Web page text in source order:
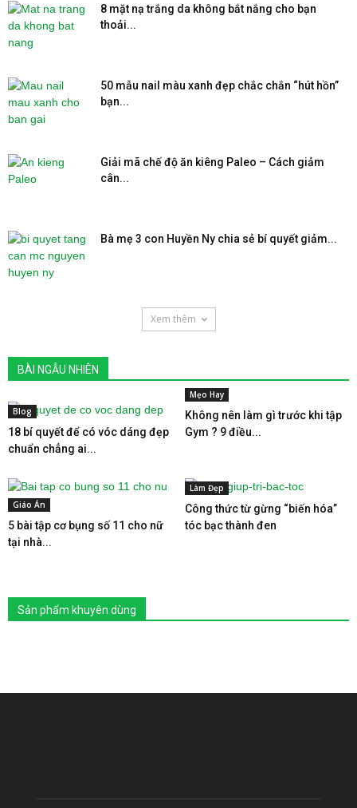
8 mặt nạ trắng da không bắt nắng cho bạn
thoải...
50 mẫu nail màu xanh đẹp chắc chắn “hút hồn”
bạn...
Giải mã chế độ ăn kiêng Paleo – Cách giảm
cân...
Bà mẹ 3 con Huyền Ny chia sẻ bí quyết giảm...
Xem thêm
BÀI NGẪU NHIÊN
Blog
18 bí quyết để có vóc dáng đẹp
chuẩn chẳng ai...
Mẹo Hay
Không nên làm gì trước khi tập
Gym ? 9 điều...
Giáo Án
5 bài tập cơ bụng số 11 cho nữ
tại nhà...
Làm Đẹp
Công thức từ gừng “biến hóa”
tóc bạc thành đen
Sản phẩm khuyên dùng